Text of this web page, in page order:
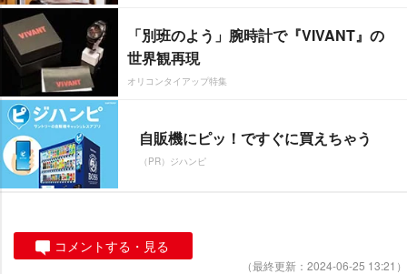
「別班のよう」腕時計で『VIVANT』の
世界観再現
オリコンタイアップ特集
自販機にピッ！ですぐに買えちゃう
（PR）ジハンピ
コメントする・見る
（最終更新：2024-06-25 13:21）